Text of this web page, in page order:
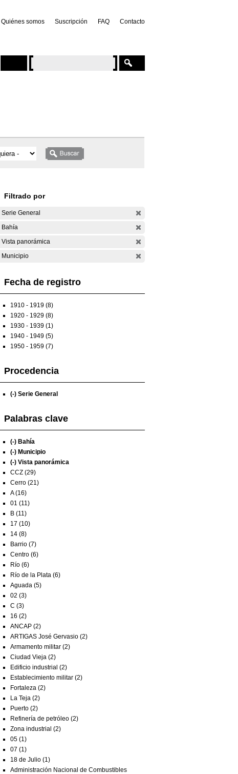
Quiénes somos Suscripción FAQ Contacto
Filtrado por
Serie General
Bahía
Vista panorámica
Municipio
Fecha de registro
1910 - 1919 (8)
1920 - 1929 (8)
1930 - 1939 (1)
1940 - 1949 (5)
1950 - 1959 (7)
Procedencia
(-) Serie General
Palabras clave
(-) Bahía
(-) Municipio
(-) Vista panorámica
CCZ (29)
Cerro (21)
A (16)
01 (11)
B (11)
17 (10)
14 (8)
Barrio (7)
Centro (6)
Río (6)
Río de la Plata (6)
Aguada (5)
02 (3)
C (3)
16 (2)
ANCAP (2)
ARTIGAS José Gervasio (2)
Armamento militar (2)
Ciudad Vieja (2)
Edificio industrial (2)
Establecimiento militar (2)
Fortaleza (2)
La Teja (2)
Puerto (2)
Refinería de petróleo (2)
Zona industrial (2)
05 (1)
07 (1)
18 de Julio (1)
Administración Nacional de Combustibles